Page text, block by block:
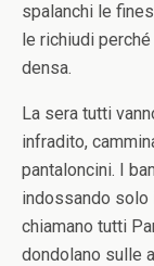
spalanchi le
le richiudi
densa.
La sera tutti
infradito,
pantaloncini. I
indossando solo
chiamano tutti
dondolano sulle